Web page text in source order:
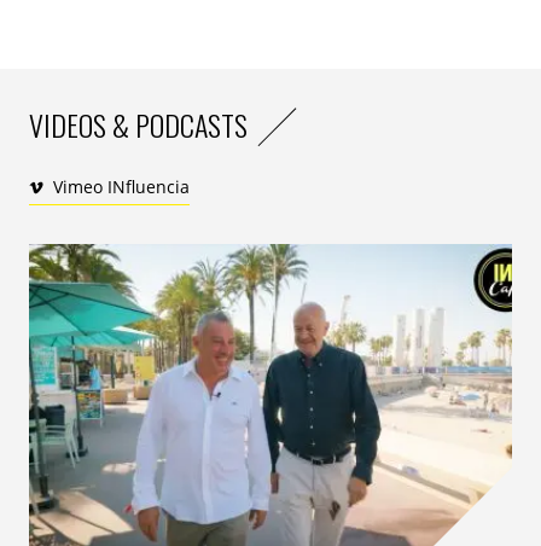
VIDEOS & PODCASTS
Vimeo INfluencia